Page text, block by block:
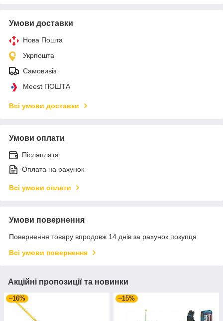
Умови доставки
Нова Пошта
Укрпошта
Самовивіз
Meest ПОШТА
Всі умови доставки
Умови оплати
Післяплата
Оплата на рахунок
Всі умови оплати
Умови повернення
Повернення товару впродовж 14 днів за рахунок покупця
Всі умови повернення
Акційні пропозиції та новинки
–16% –15%